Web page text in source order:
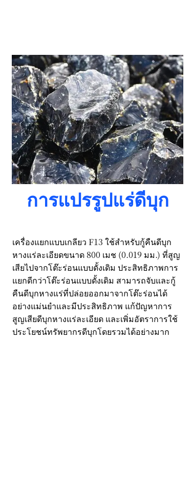
การแปรรูปแร่ดีบุก
เครื่องแยกแบบเกลียว F13 ใช้สำหรับกู้คืนดีบุก
หางแร่ละเอียดขนาด 800 เมช (0.019 มม.) ที่สูญ
เสียไปจากโต๊ะร่อนแบบดั้งเดิม ประสิทธิภาพการ
แยกดีกว่าโต๊ะร่อนแบบดั้งเดิม สามารถจับและกู้
คืนดีบุกหางแร่ที่ปล่อยออกมาจากโต๊ะร่อนได้
อย่างแม่นยำและมีประสิทธิภาพ แก้ปัญหาการ
สูญเสียดีบุกหางแร่ละเอียด และเพิ่มอัตราการใช้
ประโยชน์ทรัพยากรดีบุกโดยรวมได้อย่างมาก